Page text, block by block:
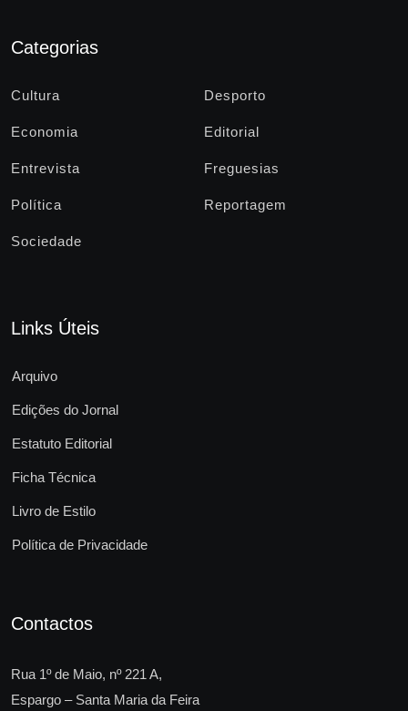
Categorias
Cultura Desporto
Economia Editorial
Entrevista Freguesias
Política Reportagem
Sociedade
Links Úteis
Arquivo
Edições do Jornal
Estatuto Editorial
Ficha Técnica
Livro de Estilo
Política de Privacidade
Contactos
Rua 1º de Maio, nº 221 A,
Espargo – Santa Maria da Feira